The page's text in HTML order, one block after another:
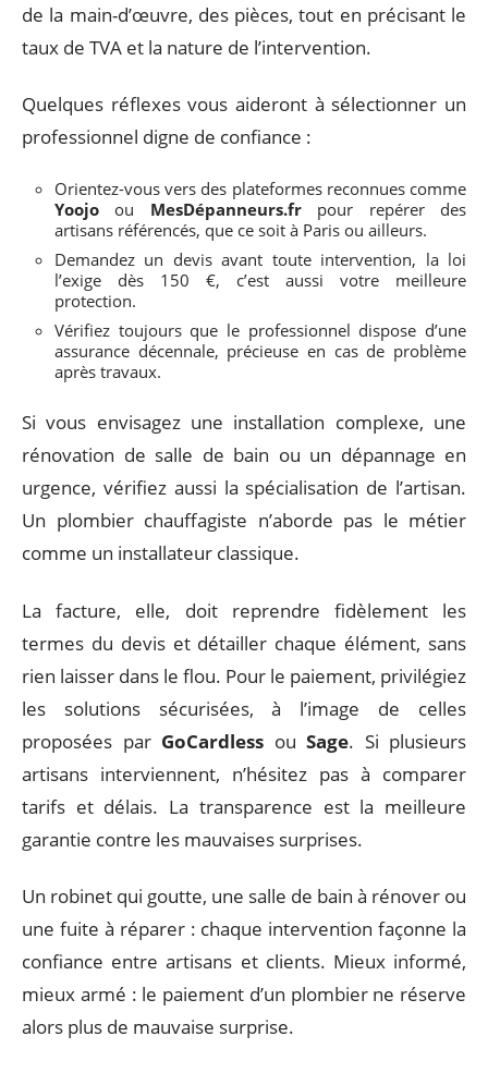
de la main-d’œuvre, des pièces, tout en précisant le
taux de TVA et la nature de l’intervention.
Quelques réflexes vous aideront à sélectionner un
professionnel digne de confiance :
Orientez-vous vers des plateformes reconnues comme
Yoojo ou MesDépanneurs.frpour repérer des
artisans référencés, que ce soit à Paris ou ailleurs.
Demandez un devis avant toute intervention, la loi
l’exige dès 150 €, c’est aussi votre meilleure
protection.
Vérifiez toujours que le professionnel dispose d’une
assurance décennale, précieuse en cas de problème
après travaux.
Si vous envisagez une installation complexe, une
rénovation de salle de bain ou un dépannage en
urgence, vérifiez aussi la spécialisation de l’artisan.
Un plombier chauffagiste n’aborde pas le métier
comme un installateur classique.
La facture, elle, doit reprendre fidèlement les
termes du devis et détailler chaque élément, sans
rien laisser dans le flou. Pour le paiement, privilégiez
les solutions sécurisées, à l’image de celles
proposées par GoCardless ou Sage. Si plusieurs
artisans interviennent, n’hésitez pas à comparer
tarifs et délais. La transparence est la meilleure
garantie contre les mauvaises surprises.
Un robinet qui goutte, une salle de bain à rénover ou
une fuite à réparer : chaque intervention façonne la
confiance entre artisans et clients. Mieux informé,
mieux armé : le paiement d’un plombier ne réserve
alors plus de mauvaise surprise.